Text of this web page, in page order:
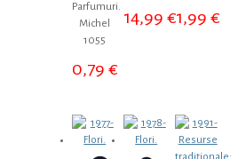
Parfumuri.
Michel
1055
0,79 €
14,99 €1,99 €